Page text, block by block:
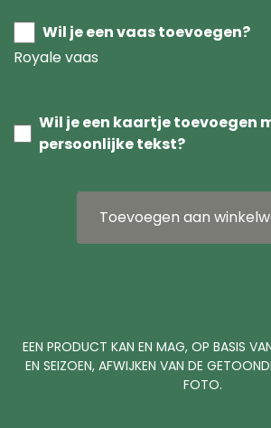
Wil je een vaas toevoegen?
Royale vaas
Wil je een kaartje toevoegen
persoonlijke tekst?
Toevoegen aan
EEN PRODUCT KAN EN MAG, OP BASIS
EN SEIZOEN, AFWIJKEN VAN DE
FOTO.